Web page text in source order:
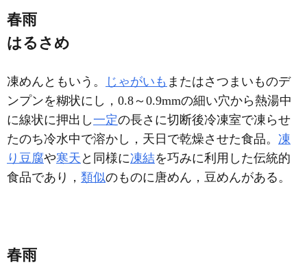
春雨
はるさめ
凍めんともいう。 じゃがいも またはさつまいものデ
ンプンを糊状にし，0.8～0.9mmの細い穴から熱湯中
に線状に押出し一定の長さに切断後冷凍室で凍らせ
たのち冷水中で溶かし，天日で乾燥させた食品。 凍
り豆腐や寒天 と同様に凍結を巧みに利用した伝統的
食品であり， 類似のものに唐めん，豆めんがある。
春雨